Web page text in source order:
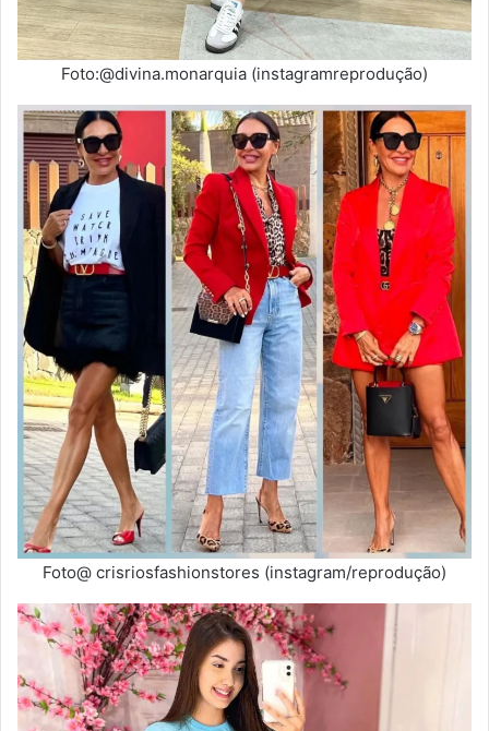
Foto:@divina.monarquia (instagramreprodução)
Foto@ crisriosfashionstores (instagram/reprodução)